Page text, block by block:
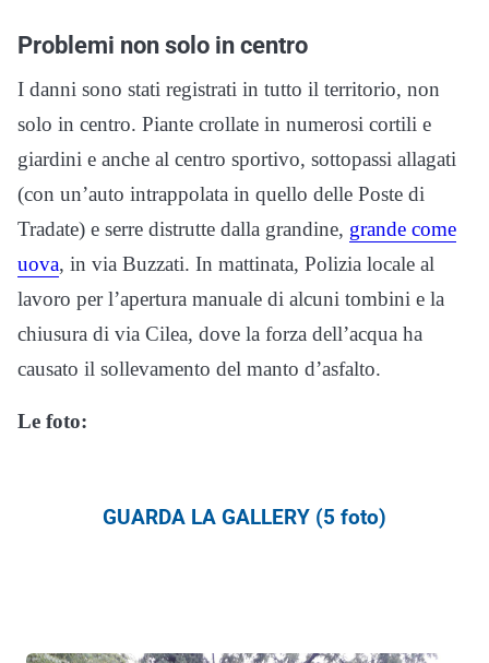
Problemi non solo in centro
I danni sono stati registrati in tutto il territorio, non
solo in centro. Piante crollate in numerosi cortili e
giardini e anche al centro sportivo, sottopassi allagati
(con un’auto intrappolata in quello delle Poste di
Tradate) e serre distrutte dalla grandine, grande come
uova, in via Buzzati. In mattinata, Polizia locale al
lavoro per l’apertura manuale di alcuni tombini e la
chiusura di via Cilea, dove la forza dell’acqua ha
causato il sollevamento del manto d’asfalto.
Le foto:
GUARDA LA GALLERY (5 foto)